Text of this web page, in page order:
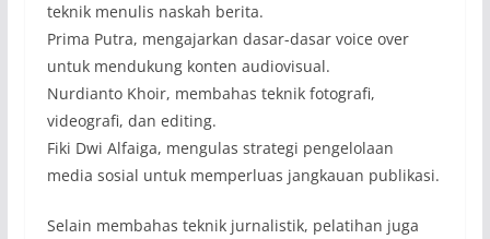
teknik menulis naskah berita.
Prima Putra, mengajarkan dasar-dasar voice over
untuk mendukung konten audiovisual.
Nurdianto Khoir, membahas teknik fotografi,
videografi, dan editing.
Fiki Dwi Alfaiga, mengulas strategi pengelolaan
media sosial untuk memperluas jangkauan publikasi.
Selain membahas teknik jurnalistik, pelatihan juga